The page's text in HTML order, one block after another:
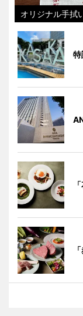
オリジナル手拭
特